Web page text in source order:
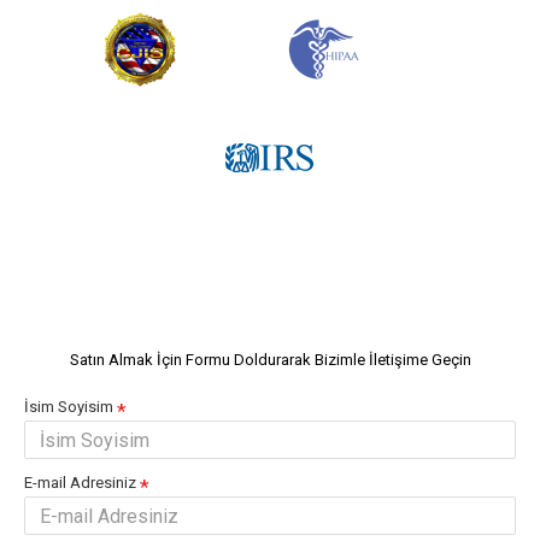
Satın Almak İçin Formu Doldurarak Bizimle İletişime Geçin
İsim Soyisim
E-mail Adresiniz